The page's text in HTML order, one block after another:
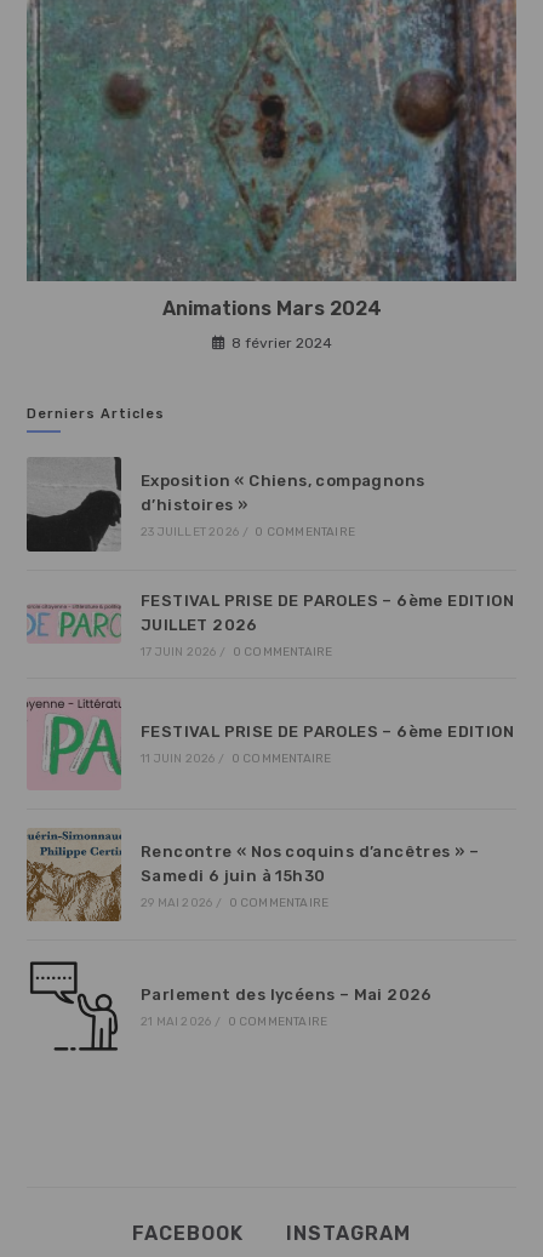
Animations Mars 2024
8 février 2024
Derniers Articles
Exposition « Chiens, compagnons
d’histoires »
23 JUILLET 2026 / 0 COMMENTAIRE
FESTIVAL PRISE DE PAROLES – 6ème EDITION
JUILLET 2026
17 JUIN 2026 / 0 COMMENTAIRE
FESTIVAL PRISE DE PAROLES – 6ème EDITION
11 JUIN 2026 / 0 COMMENTAIRE
Rencontre « Nos coquins d’ancêtres » –
Samedi 6 juin à 15h30
29 MAI 2026 / 0 COMMENTAIRE
Parlement des lycéens – Mai 2026
21 MAI 2026 / 0 COMMENTAIRE
FACEBOOK INSTAGRAM